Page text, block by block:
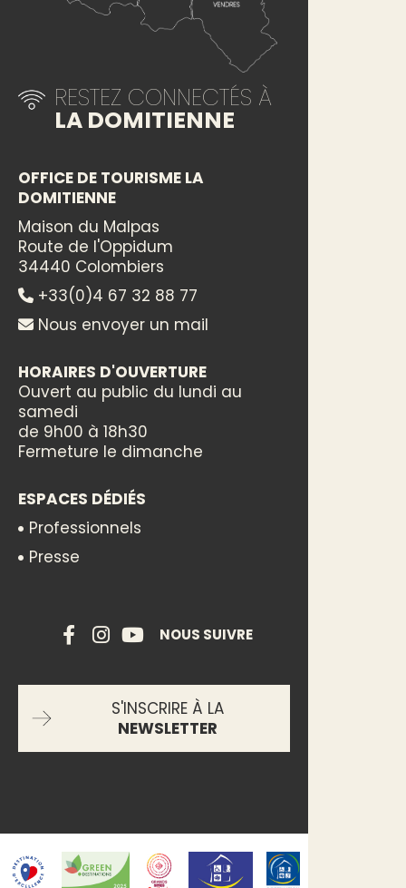
RESTEZ CONNECTÉS À
LA DOMITIENNE
OFFICE DE TOURISME LA
DOMITIENNE
Maison du Malpas
Route de l'Oppidum
34440 Colombiers
+33(0)4 67 32 88 77
Nous envoyer un mail
HORAIRES D'OUVERTURE
Ouvert au public du lundi au
samedi
de 9h00 à 18h30
Fermeture le dimanche
ESPACES DÉDIÉS
Professionnels
Presse
NOUS SUIVRE
S'INSCRIRE À LA
NEWSLETTER